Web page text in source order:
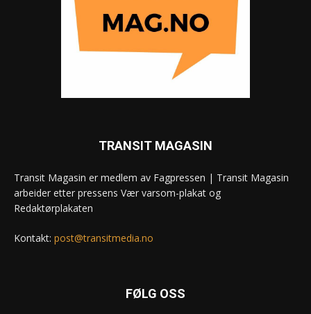
TRANSIT MAGASIN
Transit Magasin er medlem av Fagpressen | Transit Magasin
arbeider etter pressens Vær varsom-plakat og
Redaktørplakaten
Kontakt: post@transitmedia.no
FØLG OSS